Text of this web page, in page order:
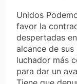
Unidos
favor la
despertadas
alcance de
luchador más
para dar un